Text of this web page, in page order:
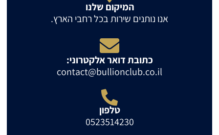
המיקום שלנו
אנו נותנים שירות בכל רחבי הארץ.
כתובת דואר אלקטרוני:
contact@bullionclub.co.il
טלפון
0523514230